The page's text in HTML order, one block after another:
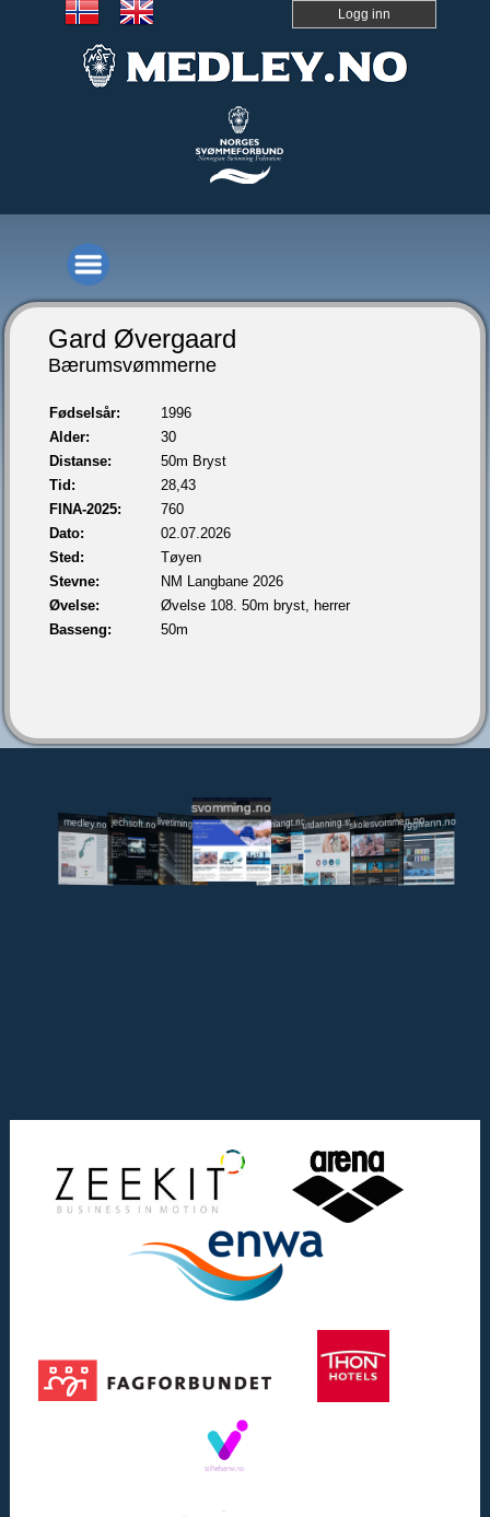
Logg inn
Gard Øvergaard
Bærumsvømmerne
Fødselsår:
1996
Alder:
30
Distanse:
50m Bryst
Tid:
28,43
FINA-2025:
760
Dato:
02.07.2026
Sted:
Tøyen
Stevne:
NM Langbane 2026
Øvelse:
Øvelse 108. 50m bryst, herrer
Basseng:
50m
medley.no jechsoft.nolivetiming.medley.no
svomming.no
svomlangt.noutdanning.svomming.no
skolesvommen.notryggivann.no